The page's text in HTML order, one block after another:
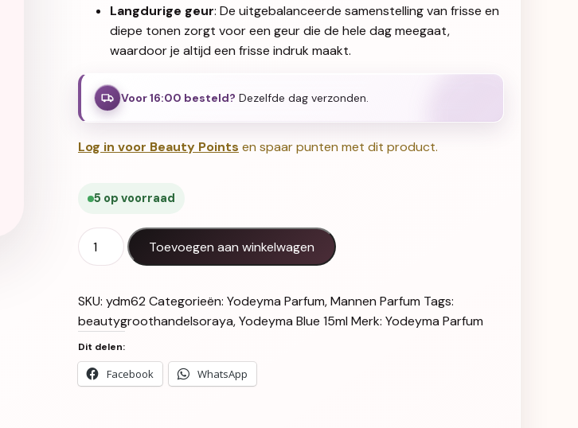
Langdurige geur: De uitgebalanceerde samenstelling van frisse en
diepe tonen zorgt voor een geur die de hele dag meegaat,
waardoor je altijd een frisse indruk maakt.
Voor 16:00 besteld? Dezelfde dag verzonden.
Log in voor Beauty Points en spaar punten met dit product.
5 op voorraad
Yodeyma Blue 15ml aantal
Toevoegen aan winkelwagen
SKU: ydm62 Categorieën: Yodeyma Parfum,Mannen Parfum Tags:
beautygroothandelsoraya,Yodeyma Blue 15ml Merk: Yodeyma Parfum
Dit delen:
Facebook WhatsApp